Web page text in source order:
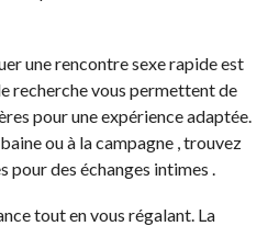
une rencontre sexe rapide est
recherche vous permettent de
pour une expérience adaptée.
ou à la campagne , trouvez
pour des échanges intimes .
tout en vous régalant. La